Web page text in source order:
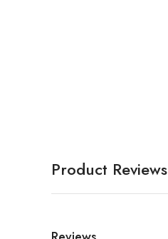
Product Reviews